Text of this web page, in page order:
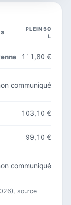
PLEIN 50
L
111,80 €
communiqué
103,10 €
99,10 €
communiqué
source